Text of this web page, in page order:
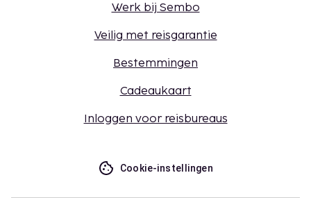
Werk bij Sembo
Veilig met reisgarantie
Bestemmingen
Cadeaukaart
Inloggen voor reisbureaus
Cookie-instellingen